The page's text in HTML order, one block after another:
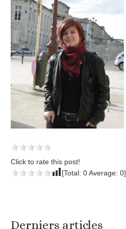
Click to rate this post!
[Total:0Average:0]
Derniers articles